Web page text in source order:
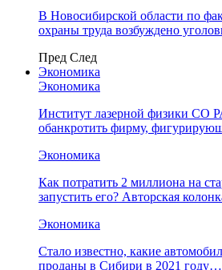
В Новосибирской области по
охраны труда возбуждено
Пред След
Экономика
Экономика
Институт лазерной физики СО
обанкротить фирму,
Экономика
Как потратить 2 миллиона на
запустить его? Авторская
Экономика
Стало известно, какие
проданы в Сибири в 2021 году…